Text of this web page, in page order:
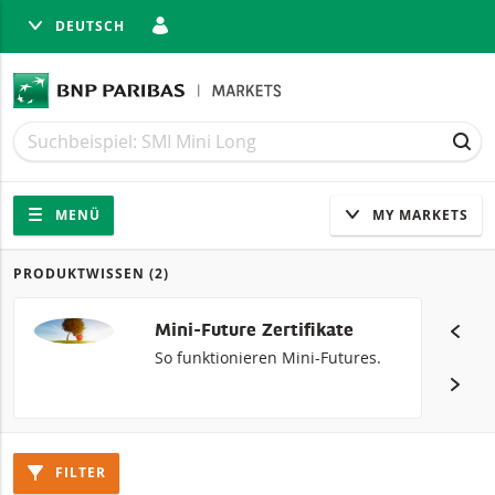
DEUTSCH
Suche
Suche
Navigation
Seitennavigation
MENÜ MY MARKETS
Produkte
PRODUKTWISSEN (2)
Mini-Future Zertifikate
So funktionieren Mini-Futures.
FILTER